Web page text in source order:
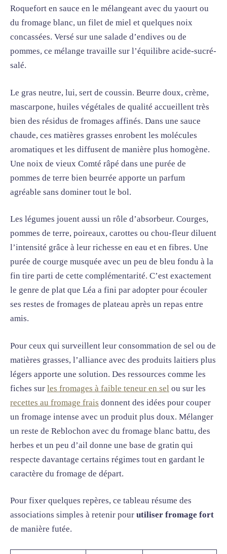
Roquefort en sauce en le mélangeant avec du yaourt ou
du fromage blanc, un filet de miel et quelques noix
concassées. Versé sur une salade d’endives ou de
pommes, ce mélange travaille sur l’équilibre acide-sucré-
salé.
Le gras neutre, lui, sert de coussin. Beurre doux, crème,
mascarpone, huiles végétales de qualité accueillent très
bien des résidus de fromages affinés. Dans une sauce
chaude, ces matières grasses enrobent les molécules
aromatiques et les diffusent de manière plus homogène.
Une noix de vieux Comté râpé dans une purée de
pommes de terre bien beurrée apporte un parfum
agréable sans dominer tout le bol.
Les légumes jouent aussi un rôle d’absorbeur. Courges,
pommes de terre, poireaux, carottes ou chou-fleur diluent
l’intensité grâce à leur richesse en eau et en fibres. Une
purée de courge musquée avec un peu de bleu fondu à la
fin tire parti de cette complémentarité. C’est exactement
le genre de plat que Léa a fini par adopter pour écouler
ses restes de fromages de plateau après un repas entre
amis.
Pour ceux qui surveillent leur consommation de sel ou de
matières grasses, l’alliance avec des produits laitiers plus
légers apporte une solution. Des ressources comme les
fiches sur les fromages à faible teneur en sel ou sur les
recettes au fromage frais donnent des idées pour couper
un fromage intense avec un produit plus doux. Mélanger
un reste de Reblochon avec du fromage blanc battu, des
herbes et un peu d’ail donne une base de gratin qui
respecte davantage certains régimes tout en gardant le
caractère du fromage de départ.
Pour fixer quelques repères, ce tableau résume des
associations simples à retenir pour utiliser fromage fort
de manière futée.